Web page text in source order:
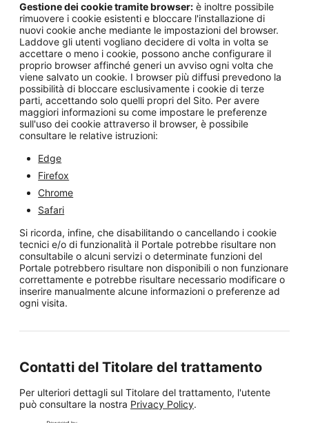
Gestione dei cookie tramite browser: è inoltre possibile
rimuovere i cookie esistenti e bloccare l'installazione di
nuovi cookie anche mediante le impostazioni del browser.
Laddove gli utenti vogliano decidere di volta in volta se
accettare o meno i cookie, possono anche configurare il
proprio browser affinché generi un avviso ogni volta che
viene salvato un cookie. I browser più diffusi prevedono la
possibilità di bloccare esclusivamente i cookie di terze
parti, accettando solo quelli propri del Sito. Per avere
maggiori informazioni su come impostare le preferenze
sull'uso dei cookie attraverso il browser, è possibile
consultare le relative istruzioni:
Edge
Firefox
Chrome
Safari
Si ricorda, infine, che disabilitando o cancellando i cookie
tecnici e/o di funzionalità il Portale potrebbe risultare non
consultabile o alcuni servizi o determinate funzioni del
Portale potrebbero risultare non disponibili o non funzionare
correttamente e potrebbe risultare necessario modificare o
inserire manualmente alcune informazioni o preferenze ad
ogni visita.
Contatti del Titolare del trattamento
Per ulteriori dettagli sul Titolare del trattamento, l'utente
può consultare la nostra Privacy Policy.